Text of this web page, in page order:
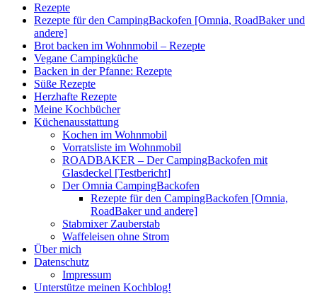
Rezepte
Rezepte für den CampingBackofen [Omnia, RoadBaker und
andere]
Brot backen im Wohnmobil – Rezepte
Vegane Campingküche
Backen in der Pfanne: Rezepte
Süße Rezepte
Herzhafte Rezepte
Meine Kochbücher
Küchenausstattung
Kochen im Wohnmobil
Vorratsliste im Wohnmobil
ROADBAKER – Der CampingBackofen mit
Glasdeckel [Testbericht]
Der Omnia CampingBackofen
Rezepte für den CampingBackofen [Omnia,
RoadBaker und andere]
Stabmixer Zauberstab
Waffeleisen ohne Strom
Über mich
Datenschutz
Impressum
Unterstütze meinen Kochblog!